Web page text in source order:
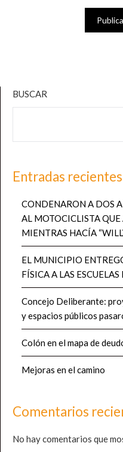
BUSCAR
Entradas recientes
CONDENARON A DOS
AL MOTOCICLISTA
MIENTRAS HACÍA
EL MUNICIPIO
FÍSICA A LAS
Concejo Deliberante:
y espacios públicos
Colón en el mapa de
Mejoras en el camino
Comentarios
No hay comentarios que